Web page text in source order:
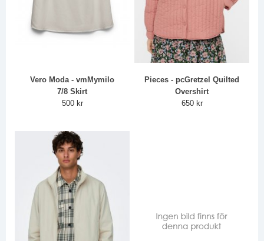
Vero Moda - vmMymilo
7/8 Skirt
500 kr
Pieces - pcGretzel Quilted
Overshirt
650 kr